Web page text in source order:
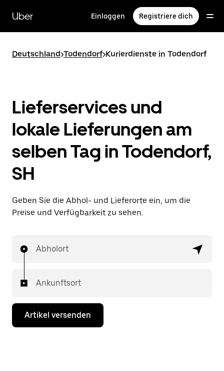
zum
Hauptinhalt
Uber Einloggen Registriere dich
Deutschland>Todendorf>Kurierdienste in Todendorf
Lieferservices und
lokale Lieferungen am
selben Tag in Todendorf,
SH
Geben Sie die Abhol- und Lieferorte ein, um die
Preise und Verfügbarkeit zu sehen.
Abholort
Ankunftsort
Artikel versenden